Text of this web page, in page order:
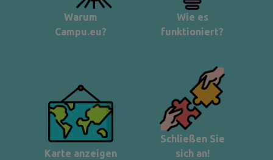
Warum
Campu.eu?
Wie es
funktioniert?
Karte anzeigen
Schließen Sie
sich an!